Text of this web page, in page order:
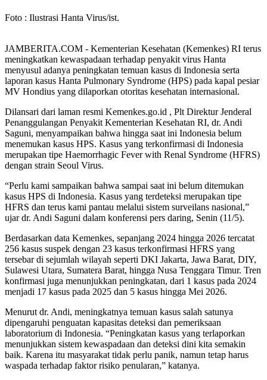
Foto : Ilustrasi Hanta Virus/ist.
JAMBERITA.COM - Kementerian Kesehatan (Kemenkes) RI terus
meningkatkan kewaspadaan terhadap penyakit virus Hanta
menyusul adanya peningkatan temuan kasus di Indonesia serta
laporan kasus Hanta Pulmonary Syndrome (HPS) pada kapal pesiar
MV Hondius yang dilaporkan otoritas kesehatan internasional.
Dilansari dari laman resmi Kemenkes.go.id , Plt Direktur Jenderal
Penanggulangan Penyakit Kementerian Kesehatan RI, dr. Andi
Saguni, menyampaikan bahwa hingga saat ini Indonesia belum
menemukan kasus HPS. Kasus yang terkonfirmasi di Indonesia
merupakan tipe Haemorrhagic Fever with Renal Syndrome (HFRS)
dengan strain Seoul Virus.
“Perlu kami sampaikan bahwa sampai saat ini belum ditemukan
kasus HPS di Indonesia. Kasus yang terdeteksi merupakan tipe
HFRS dan terus kami pantau melalui sistem surveilans nasional,”
ujar dr. Andi Saguni dalam konferensi pers daring, Senin (11/5).
Berdasarkan data Kemenkes, sepanjang 2024 hingga 2026 tercatat
256 kasus suspek dengan 23 kasus terkonfirmasi HFRS yang
tersebar di sejumlah wilayah seperti DKI Jakarta, Jawa Barat, DIY,
Sulawesi Utara, Sumatera Barat, hingga Nusa Tenggara Timur. Tren
konfirmasi juga menunjukkan peningkatan, dari 1 kasus pada 2024
menjadi 17 kasus pada 2025 dan 5 kasus hingga Mei 2026.
Menurut dr. Andi, meningkatnya temuan kasus salah satunya
dipengaruhi penguatan kapasitas deteksi dan pemeriksaan
laboratorium di Indonesia. “Peningkatan kasus yang terlaporkan
menunjukkan sistem kewaspadaan dan deteksi dini kita semakin
baik. Karena itu masyarakat tidak perlu panik, namun tetap harus
waspada terhadap faktor risiko penularan,” katanya.